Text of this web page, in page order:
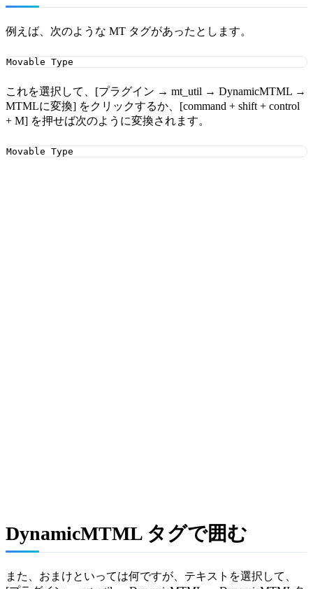
例えば、次のような MT タグがあったとします。
Movable Type
これを選択して、[プラグイン → mt_util → DynamicMTML →
MTMLに変換] をクリックするか、[command + shift + control
+ M] を押せば次のように変換されます。
Movable Type
DynamicMTML タグで囲む
また、おまけといっては何ですが、テキストを選択して、